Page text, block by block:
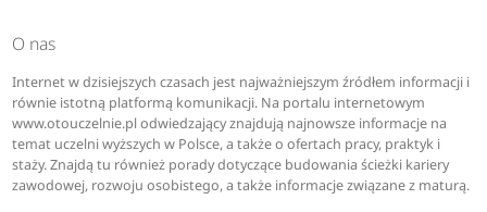
O nas
Internet w dzisiejszych czasach jest najważniejszym źródłem informacji i
równie istotną platformą komunikacji. Na portalu internetowym
www.otouczelnie.pl odwiedzający znajdują najnowsze informacje na
temat uczelni wyższych w Polsce, a także o ofertach pracy, praktyk i
staży. Znajdą tu również porady dotyczące budowania ścieżki kariery
zawodowej, rozwoju osobistego, a także informacje związane z maturą.